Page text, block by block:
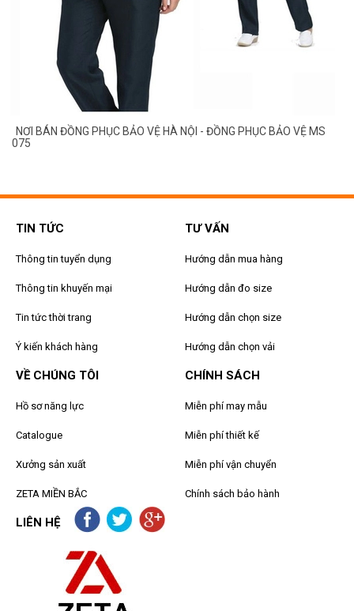
NƠI BÁN ĐỒNG PHỤC BẢO VỆ HÀ NỘI - ĐỒNG PHỤC BẢO VỆ MS
075
TIN TỨC
Thông tin tuyển dụng
Thông tin khuyến mại
Tin tức thời trang
Ý kiến khách hàng
TƯ VẤN
Hướng dẫn mua hàng
Hướng dẫn đo size
Hướng dẫn chọn size
Hướng dẫn chọn vải
VỀ CHÚNG TÔI
Hồ sơ năng lực
Catalogue
Xưởng sản xuất
ZETA MIỀN BẮC
CHÍNH SÁCH
Miễn phí may mẫu
Miễn phí thiết kế
Miễn phí vận chuyển
Chính sách bảo hành
LIÊN HỆ